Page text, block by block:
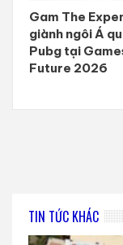
Gam The
giành ngôi Á
Pubg tại
Future 2026
TIN TỨC KHÁC